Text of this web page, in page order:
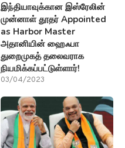
இந்தியாவுக்கான இஸ்ரேலின்
முன்னாள் தூதர் Appointed
as Harbor Master
அதானியின் ஹைஃபா
துறைமுகத் தலைவராக
நியமிக்கப்பட்டுள்ளார்!
03/04/2023